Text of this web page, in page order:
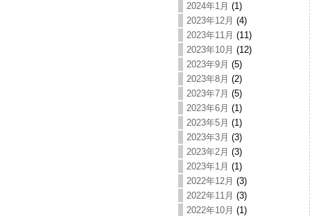
2024年1月 (1)
2023年12月 (4)
2023年11月 (11)
2023年10月 (12)
2023年9月 (5)
2023年8月 (2)
2023年7月 (5)
2023年6月 (1)
2023年5月 (1)
2023年3月 (3)
2023年2月 (3)
2023年1月 (1)
2022年12月 (3)
2022年11月 (3)
2022年10月 (1)